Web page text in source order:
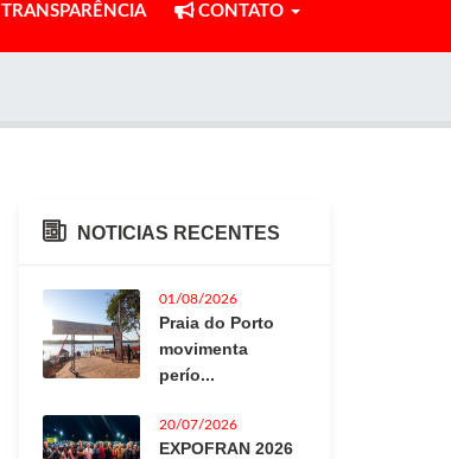
TRANSPARÊNCIA CONTATO
NOTICIAS RECENTES
01/08/2026
Praia do Porto
movimenta
perío...
20/07/2026
EXPOFRAN 2026